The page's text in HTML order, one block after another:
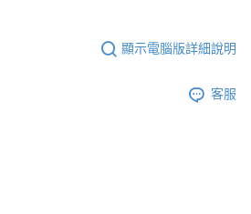
顯示電腦版詳細說明
客服